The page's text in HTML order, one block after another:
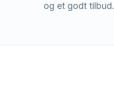
og et godt tilbud.